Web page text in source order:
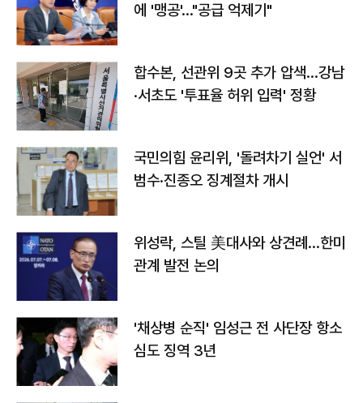
에 '맹공'…"공급 억제기"
합수본, 선관위 9곳 추가 압색…강남
·서초도 '투표율 허위 입력' 정황
국민의힘 윤리위, '돌려차기 실언' 서
범수·진종오 징계절차 개시
위성락, 스틸 美대사와 상견례…한미
관계 발전 논의
'채상병 순직' 임성근 전 사단장 항소
심도 징역 3년